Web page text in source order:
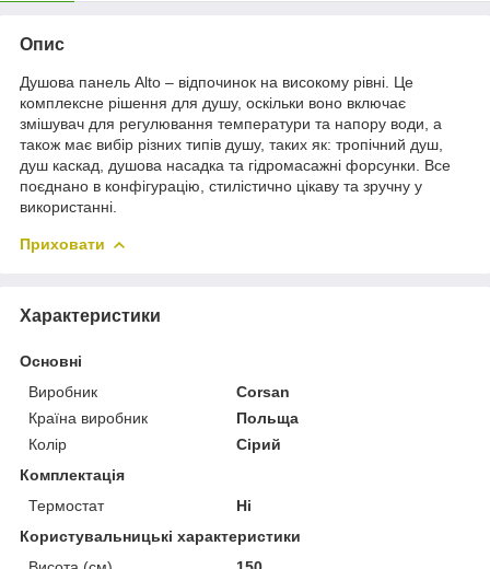
Опис
Душова панель Alto – відпочинок на високому рівні. Це
комплексне рішення для душу, оскільки воно включає
змішувач для регулювання температури та напору води, а
також має вибір різних типів душу, таких як: тропічний душ,
душ каскад, душова насадка та гідромасажні форсунки. Все
поєднано в конфігурацію, стилістично цікаву та зручну у
використанні.
Приховати
Характеристики
Основні
Виробник
Corsan
Країна виробник
Польща
Колір
Сірий
Комплектація
Термостат
Ні
Користувальницькі характеристики